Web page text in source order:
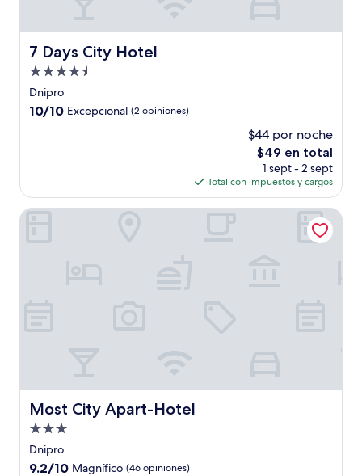
7 Days City Hotel
7 Days City Hotel
Propiedad
de
4.5
Dnipro
10.0
10/10 Excepcional (2 opiniones)
$44 por noche
El
precio
actual
es
de
$49 en total
1 sept - 2 sept
Total con impuestos y cargos
Most City Apart-Hotel
Most City Apart-Hotel
Propiedad
de
3.0
Dnipro
9.2
9.2/10 Magnífico (46 opiniones)
Most City Apart-Hotel